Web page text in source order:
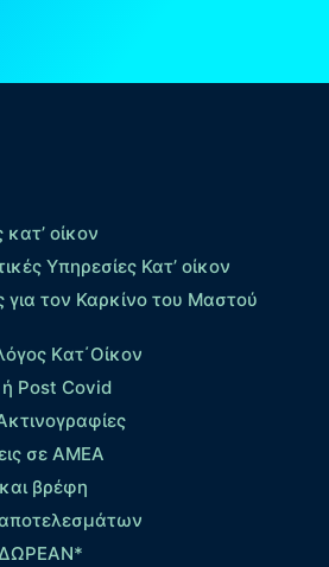
οίκον
Υπηρεσίες Κατ’ οίκον
τον Καρκίνο του Μαστού
Kατ΄Οίκον
Post Covid
σε ΑΜΕΑ
βρέφη
ΔΩΡΕΑΝ*